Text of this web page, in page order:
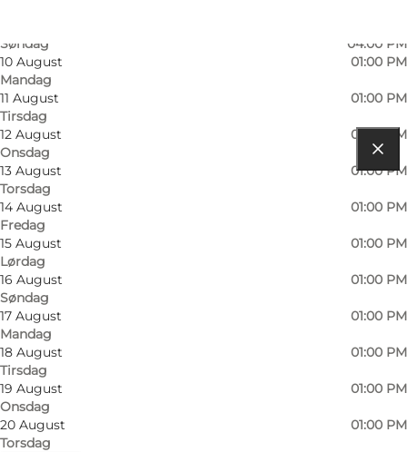
Søndag
04:00 PM
10 August
Mandag
01:00 PM
11 August
Tirsdag
01:00 PM
12 August
Onsdag
01:00 PM
13 August
Torsdag
01:00 PM
14 August
Fredag
01:00 PM
15 August
Lørdag
01:00 PM
16 August
Søndag
01:00 PM
17 August
Mandag
01:00 PM
18 August
Tirsdag
01:00 PM
19 August
Onsdag
01:00 PM
20 August
Torsdag
01:00 PM
Find vej
Lyngbyvej 86, Vittrup
9480 Løkken